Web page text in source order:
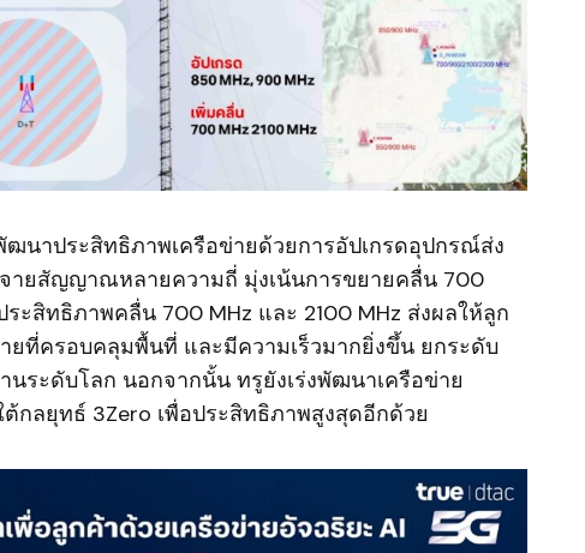
ฒนาประสิทธิภาพเครือข่ายด้วยการอัปเกรดอุปกรณ์ส่ง
ยสัญญาณหลายความถี่ มุ่งเน้นการขยายคลื่น 700
ะสิทธิภาพคลื่น 700 MHz และ 2100 MHz ส่งผลให้ลูก
ยที่ครอบคลุมพื้นที่ และมีความเร็วมากยิ่งขึ้น ยกระดับ
ระดับโลก นอกจากนั้น ทรูยังเร่งพัฒนาเครือข่าย
กลยุทธ์ 3Zero เพื่อประสิทธิภาพสูงสุดอีกด้วย